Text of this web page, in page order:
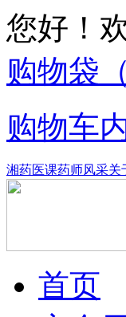
您好！
购物袋 （
购物车
湘药医课药师风采关
首页